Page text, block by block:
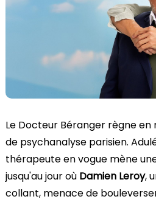
Le Docteur Béranger règne
de psychanalyse parisien.
thérapeute en vogue mène
jusqu'au jour où Damien Leroy,
collant, menace de